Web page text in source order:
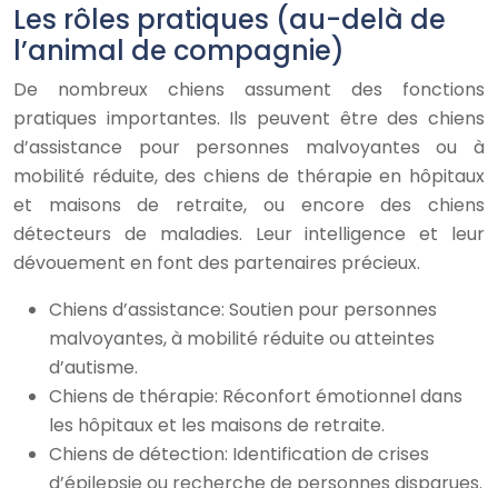
Les rôles pratiques (au-delà de
l’animal de compagnie)
De nombreux chiens assument des fonctions
pratiques importantes. Ils peuvent être des chiens
d’assistance pour personnes malvoyantes ou à
mobilité réduite, des chiens de thérapie en hôpitaux
et maisons de retraite, ou encore des chiens
détecteurs de maladies. Leur intelligence et leur
dévouement en font des partenaires précieux.
Chiens d’assistance: Soutien pour personnes
malvoyantes, à mobilité réduite ou atteintes
d’autisme.
Chiens de thérapie: Réconfort émotionnel dans
les hôpitaux et les maisons de retraite.
Chiens de détection: Identification de crises